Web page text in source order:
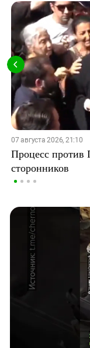
07 августа 2026, 21:10
Процесс против
сторонников